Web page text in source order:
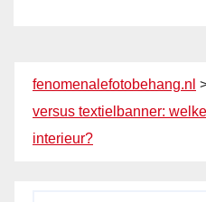
fenomenalefotobehang.nl
versus textielbanner:
interieur?